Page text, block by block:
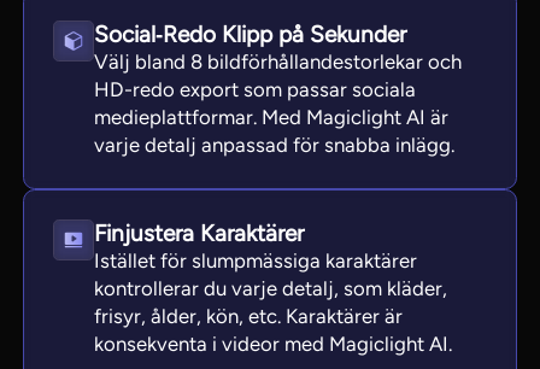
Social‑Redo Klipp på Sekunder
Välj bland 8 bildförhållandestorlekar och
HD-redo export som passar sociala
medieplattformar. Med Magiclight AI är
varje detalj anpassad för snabba inlägg.
Finjustera Karaktärer
Istället för slumpmässiga karaktärer
kontrollerar du varje detalj, som kläder,
frisyr, ålder, kön, etc. Karaktärer är
konsekventa i videor med Magiclight AI.